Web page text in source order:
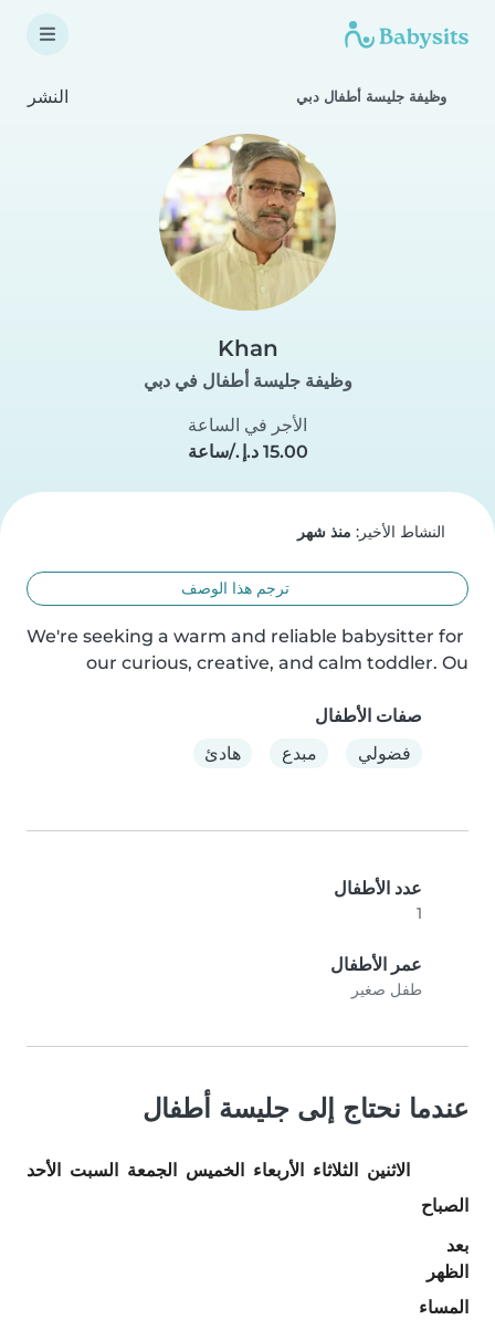
وظيفة جليسة أطفال دبي النشر
Khan
وظيفة جليسة أطفال في دبي
الأجر في الساعة
النشاط الأخير: منذ شهر
ترجم هذا الوصف
We're seeking a warm and reliable babysitter for
our curious, creative, and calm toddler. Ou
صفات الأطفال
فضولي
مبدع هادئ
عدد الأطفال
1
عمر الأطفال
طفل صغير
عندما نحتاج إلى جليسة أطفال
الاثنين الثلاثاء الأربعاء الخميس الجمعة السبت
الأحد
الصباح
بعد
الظهر
المساء